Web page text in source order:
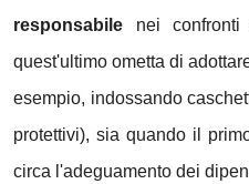
responsabile nei confronti
quest'ultimo ometta di
esempio, indossando
protettivi), sia quando il
circa l'adeguamento dei